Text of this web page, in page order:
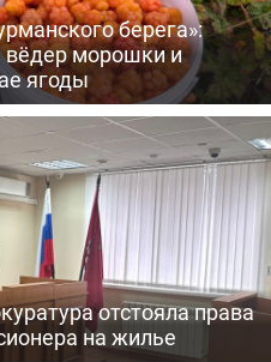
берега»:
вёдер морошки и
ягоды
отстояла права
на жилье